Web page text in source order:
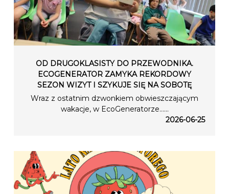
OD DRUGOKLASISTY DO PRZEWODNIKA.
ECOGENERATOR ZAMYKA REKORDOWY
SEZON WIZYT I SZYKUJE SIĘ NA SOBOTĘ
Wraz z ostatnim dzwonkiem obwieszczającym
wakacje, w EcoGeneratorze…...
2026-06-25